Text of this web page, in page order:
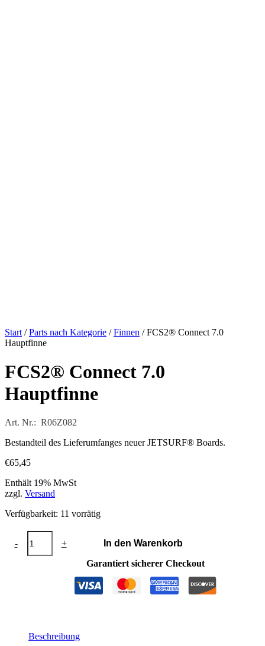
Start /Parts nach Kategorie /Finnen / FCS2® Connect 7.0
Hauptfinne
FCS2® Connect 7.0
Hauptfinne
Art. Nr.: R06Z082
Bestandteil des Lieferumfanges neuer JETSURF® Boards.
€65,45
Enthält 19% MwSt
zzgl. Versand
Verfügbarkeit: 11 vorrätig
-
FCS2®
Connect
+
In den Warenkorb
Garantiert sicherer Checkout
Beschreibung